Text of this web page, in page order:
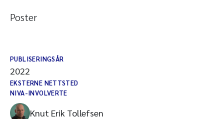
Poster
PUBLISERINGSÅR
2022
EKSTERNE NETTSTED
NIVA-INVOLVERTE
Knut Erik Tollefsen